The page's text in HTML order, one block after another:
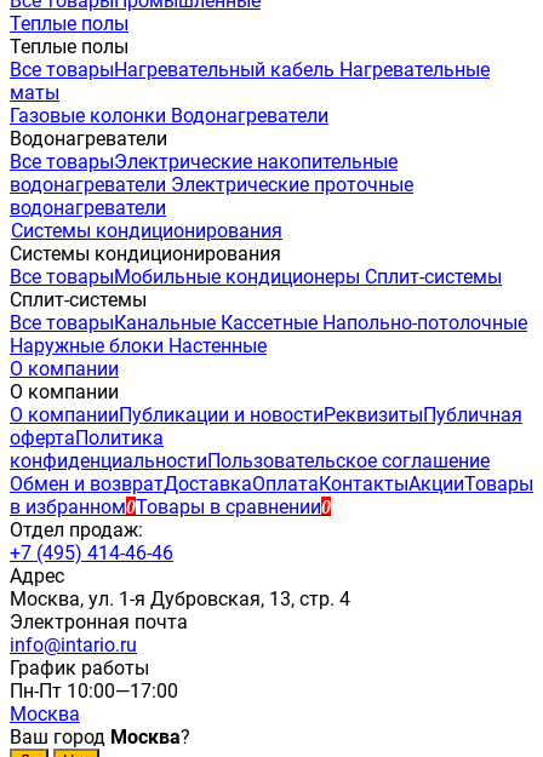
Теплые полы
Теплые полы
Все товарыНагревательный кабель Нагревательные
маты
Газовые колонки Водонагреватели
Водонагреватели
Все товарыЭлектрические накопительные
водонагреватели Электрические проточные
водонагреватели
Системы кондиционирования
Системы кондиционирования
Все товарыМобильные кондиционеры Сплит-системы
Сплит-системы
Все товарыКанальные Кассетные Напольно-потолочные
Наружные блоки Настенные
О компании
О компании
О компанииПубликации и новостиРеквизитыПубличная
офертаПолитика
конфиденциальностиПользовательское соглашение
Обмен и возвратДоставкаОплатаКонтактыАкцииТовары
в избранном0Товары в сравнении0
Отдел продаж:
+7 (495) 414-46-46
Адрес
Москва, ул. 1-я Дубровская, 13, стр. 4
Электронная почта
info@intario.ru
График работы
Пн-Пт 10:00—17:00
Москва
Ваш город Москва?